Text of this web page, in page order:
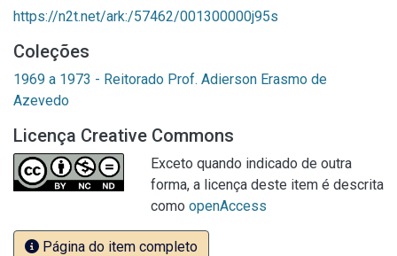
https://n2t.net/ark:/57462/001300000j95s
Coleções
1969 a 1973 - Reitorado Prof. Adierson Erasmo de
Azevedo
Licença Creative Commons
Exceto quando indicado de outra
forma, a licença deste item é descrita
como openAccess
Página do item completo